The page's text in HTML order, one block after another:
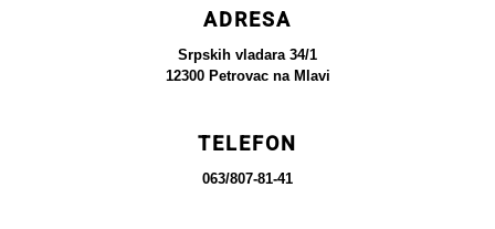
ADRESA
Srpskih vladara 34/1
12300 Petrovac na Mlavi
TELEFON
063/807-81-41